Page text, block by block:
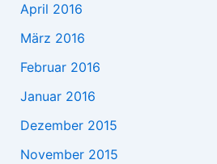
April 2016
März 2016
Februar 2016
Januar 2016
Dezember 2015
November 2015